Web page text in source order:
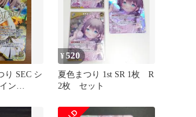
り SEC シ
ン
ロカ
¥520
夏色まつり 1st SR 1枚 R
2枚 セット